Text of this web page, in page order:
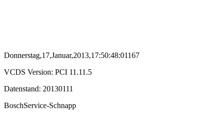
Donnerstag,17,Januar,2013,17:50:48:01167
VCDS Version: PCI 11.11.5
Datenstand: 20130111
BoschService-Schnapp